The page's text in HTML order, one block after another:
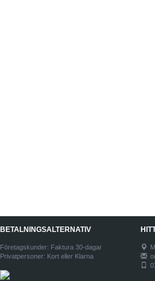
BETALNINGSALTERNATIV
Företagskunder: Faktura 30-dagar
Privatpersoner: Kort eller Klarna